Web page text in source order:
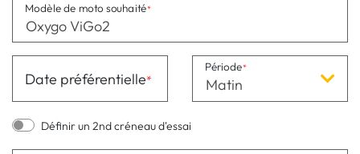
Modèle de moto souhaité
Date préférentielle Matin
Période
Définir un 2nd créneau d'essai